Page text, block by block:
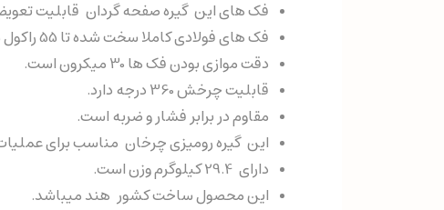
فک های این گیره صفحه گردان قابلیت
فک های فولادی کاملا سخت شده تا 55 راکول میباشد.
دقت موازی بودن فک ها 30 میکرون است.
قابلیت چرخش 360 درجه دارد.
مقاوم در برابر فشار و ضربه است.
این گیره رومیزی چرخان مناسب برای
دارای 29.4 کیلوگرم وزن است.
این محصول ساخت کشور هند میباشد.